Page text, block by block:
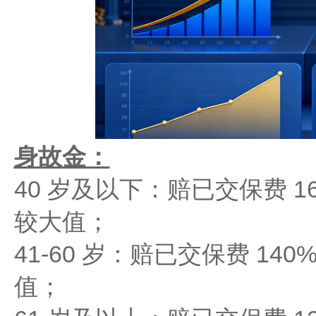
身故金：
40 岁及以下：赔已交保费
较大值；
41-60 岁：赔已交保费
值；